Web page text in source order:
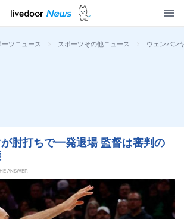
ーツニュース > スポーツその他ニュース > ウェンバン
肘打ちで一発退場 監督は審判の
ANSWER